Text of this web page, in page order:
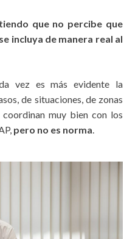
que no percibe que
incluya de manera real al
vez es más evidente la
de situaciones, de zonas
muy bien con los
pero no es norma